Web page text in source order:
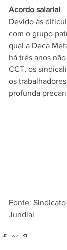
Acordo salarial
Devido às
com o grupo
qual a Deca
há três anos
CCT, os
os
profunda
Fonte:
Jundiaí